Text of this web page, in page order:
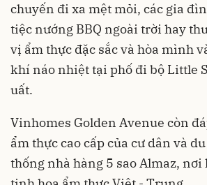
chuyến đi xa mệt mỏi, các gia
tiệc nướng BBQ ngoài trời hay
vị ẩm thực đặc sắc và hòa mình
khí náo nhiệt tại phố đi bộ Little
uất.
Vinhomes Golden Avenue còn
ẩm thực cao cấp của cư dân và
thống nhà hàng 5 sao Almaz,